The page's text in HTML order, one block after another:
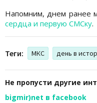
Напомним, днем ранее
сердца и первую СМСку.
Теги: МКС день в
Не пропусти другие
bigmir)net в facebook